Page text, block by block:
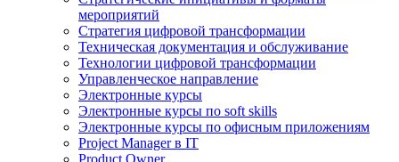
мероприятий
Стратегия цифровой трансформации
Техническая документация и обслуживание
Технологии цифровой трансформации
Управленческое направление
Электронные курсы
Электронные курсы по soft skills
Электронные курсы по офисным приложениям
Project Manager в IT
Product Owner